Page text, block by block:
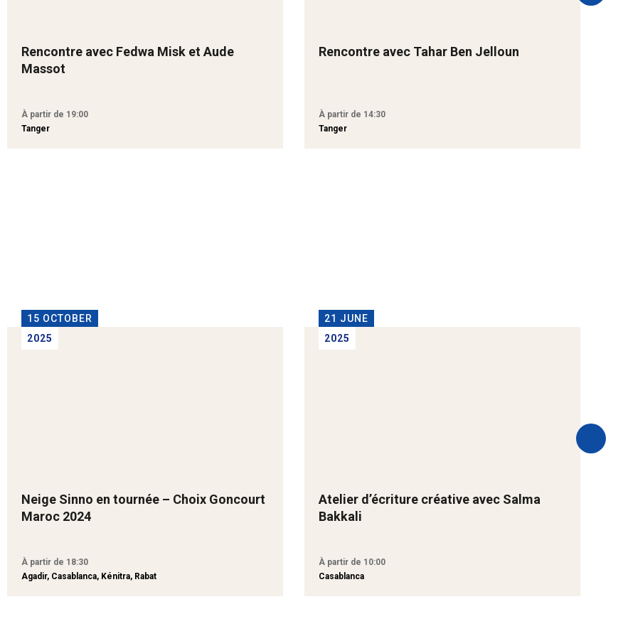
Rencontre avec Fedwa Misk et Aude
Massot
À partir de 19:00
Tanger
Rencontre avec Tahar Ben Jelloun
À partir de 14:30
Tanger
15 OCTOBER
2025
Neige Sinno en tournée – Choix Goncourt
Maroc 2024
À partir de 18:30
Agadir, Casablanca, Kénitra, Rabat
21 JUNE
2025
Atelier d’écriture créative avec Salma
Bakkali
À partir de 10:00
Casablanca